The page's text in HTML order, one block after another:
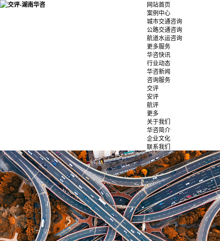
网站首页
案例中心
城市交通咨询
公路交通咨询
航道水运咨询
更多服务
华咨快讯
行业动态
华咨新闻
咨询服务
交评
安评
航评
更多
关于我们
华咨简介
企业文化
联系我们